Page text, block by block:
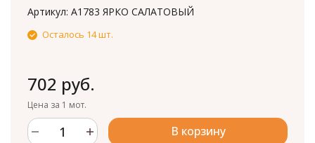
Артикул: А1783 ЯРКО САЛАТОВЫЙ
Осталось 14 шт.
702 руб.
Цена за 1 мот.
В корзину